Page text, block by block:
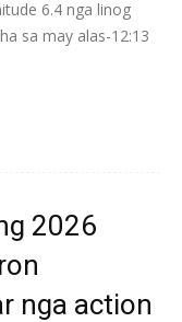
6.4 nga linog
sa may alas-12:13
2026
nga action